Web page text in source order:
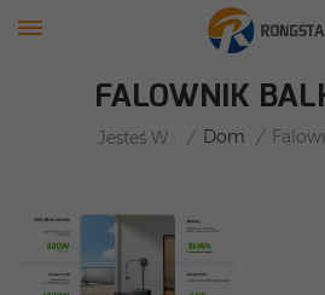
FALOWNIK
Jesteś W : / Dom /